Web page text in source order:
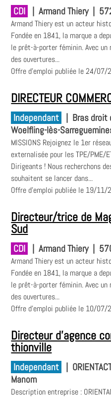
CDI | Armand Thiery |
Armand Thiery est un acteur
Fondée en 1841, la marque a
le prêt-à-porter féminin. Avec un
des ouvertures...
Offre d'emploi publiée le 24/07/
DIRECTEUR
Independant | Bras droit
Woelfling-lès-
MISSIONS Rejoignez le 1er
externalisée pour les TPE/PME/
Dirigeants ! Nous recherchons
souhaitent se lancer dans...
Offre d'emploi publiée le 19/11/
Directeur/trice de
Sud
CDI | Armand Thiery |
Armand Thiery est un acteur
Fondée en 1841, la marque a
le prêt-à-porter féminin. Avec un
des ouvertures...
Offre d'emploi publiée le 10/07/
Directeur d'agence
thionville
Independant |
Manom
Description entreprise :